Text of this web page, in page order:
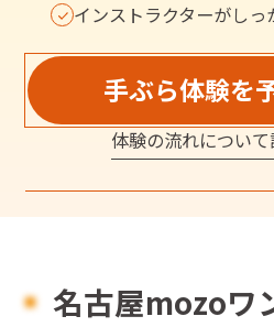
インストラクターがしっ
手ぶら体験を
体験の流れについ
名古屋mozoワ